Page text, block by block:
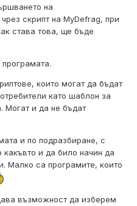
на
скрипт на MyDefrag, при
става това, ще бъде
които могат да бъдат
като шаблон за
Могат и да не бъдат
и по подразбиране, с
какъвто и да било начин да
Малко са програмите, които
възможност да изберем